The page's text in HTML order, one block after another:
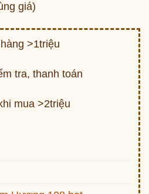
giá)
>1triệu
tra, thanh toán
mua >2triệu